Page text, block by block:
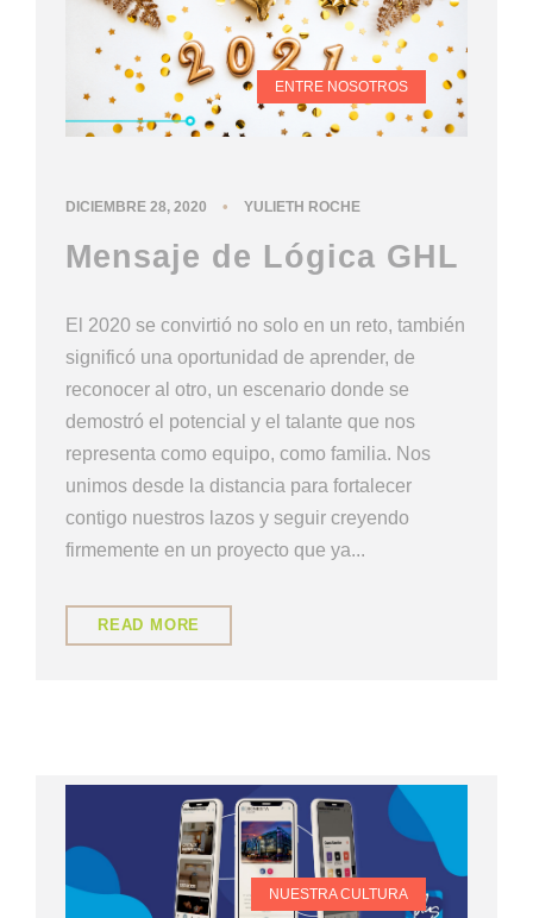
ENTRE NOSOTROS
DICIEMBRE 28, 2020 • YULIETH ROCHE
Mensaje de Lógica GHL
El 2020 se convirtió no solo en un reto, también
significó una oportunidad de aprender, de
reconocer al otro, un escenario donde se
demostró el potencial y el talante que nos
representa como equipo, como familia. Nos
unimos desde la distancia para fortalecer
contigo nuestros lazos y seguir creyendo
firmemente en un proyecto que ya...
READ MORE
NUESTRA CULTURA